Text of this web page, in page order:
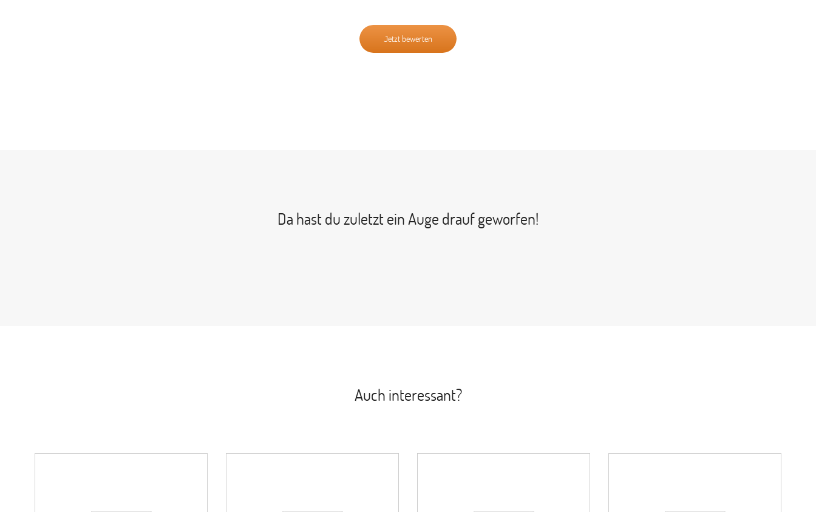
Jetzt bewerten
Da hast du zuletzt ein Auge drauf geworfen!
Auch interessant?